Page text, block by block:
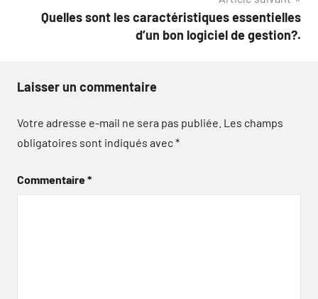
Quelles sont les caractéristiques essentielles
d’un bon logiciel de gestion?.
Laisser un commentaire
Votre adresse e-mail ne sera pas publiée. Les champs
obligatoires sont indiqués avec*
Commentaire*